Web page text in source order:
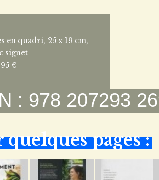
en quadri, 25 x 19 cm,
signet
€
: 978 207293
quelques pages :